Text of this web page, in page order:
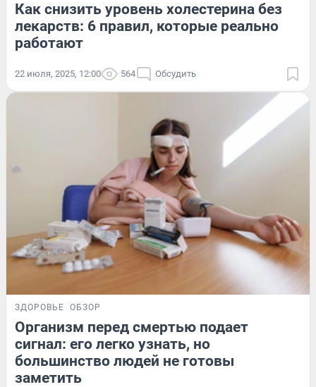
Как снизить уровень холестерина без
лекарств: 6 правил, которые реально
работают
22 июля, 2025, 12:00 564 Обсудить
ЗДОРОВЬЕ ОБЗОР
Организм перед смертью подает
сигнал: его легко узнать, но
большинство людей не готовы
заметить